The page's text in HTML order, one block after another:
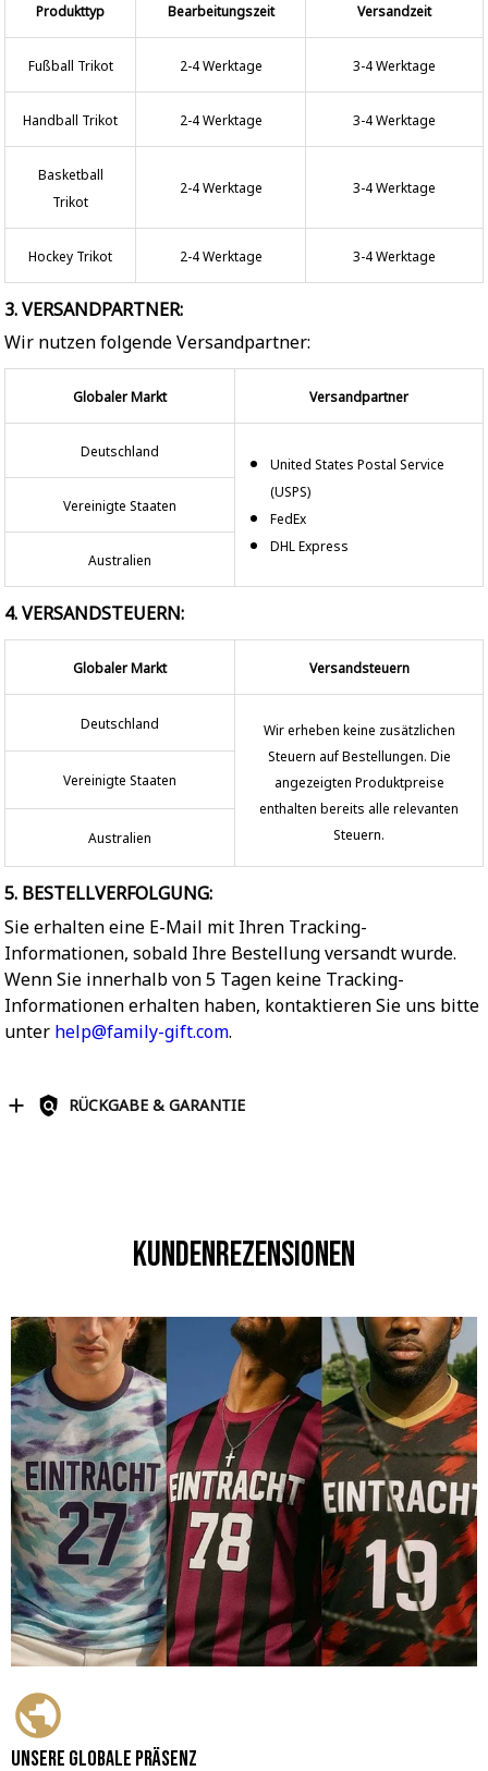
Produkttyp Bearbeitungszeit Versandzeit
Fußball Trikot 2-4 Werktage 3-4 Werktage
Handball Trikot 2-4 Werktage 3-4 Werktage
Basketball
Trikot
2-4 Werktage 3-4 Werktage
Hockey Trikot 2-4 Werktage 3-4 Werktage
3. VERSANDPARTNER:
Wir nutzen folgende Versandpartner:
Globaler Markt Versandpartner
Deutschland
United States Postal Service
(USPS)
FedEx
DHL Express
Vereinigte Staaten
Australien
4. VERSANDSTEUERN:
Globaler Markt Versandsteuern
Deutschland
Wir erheben keine zusätzlichen
Steuern auf Bestellungen. Die
angezeigten Produktpreise
enthalten bereits alle relevanten
Steuern.
Vereinigte Staaten
Australien
5. BESTELLVERFOLGUNG:
Sie erhalten eine E-Mail mit Ihren Tracking-
Informationen, sobald Ihre Bestellung versandt wurde.
Wenn Sie innerhalb von 5 Tagen keine Tracking-
Informationen erhalten haben, kontaktieren Sie uns bitte
unter help@family-gift.com.
RÜCKGABE & GARANTIE
Kundenrezensionen
Unsere globale Präsenz